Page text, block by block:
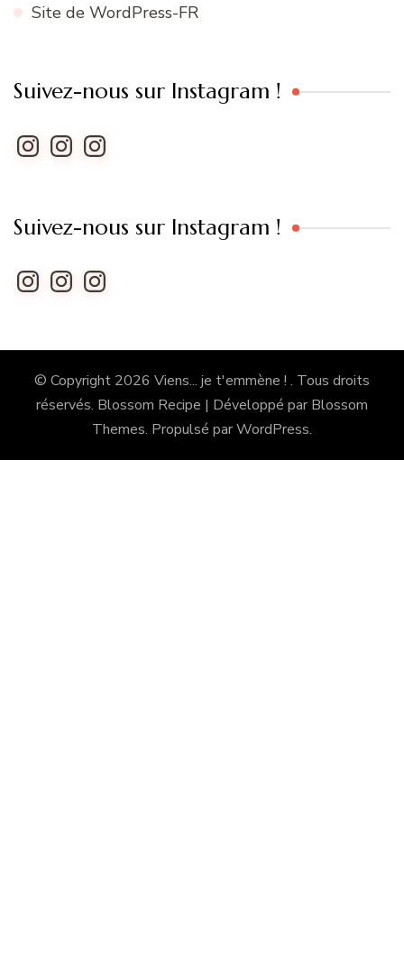
Site de WordPress-FR
Suivez-nous sur Instagram !
Instagram
InstagramInstagram
Suivez-nous sur Instagram !
Instagram
InstagramInstagram
© Copyright 2026 Viens... je t'emmène ! . Tous droits
réservés. Blossom Recipe | Développé par Blossom
Themes. Propulsé parWordPress.